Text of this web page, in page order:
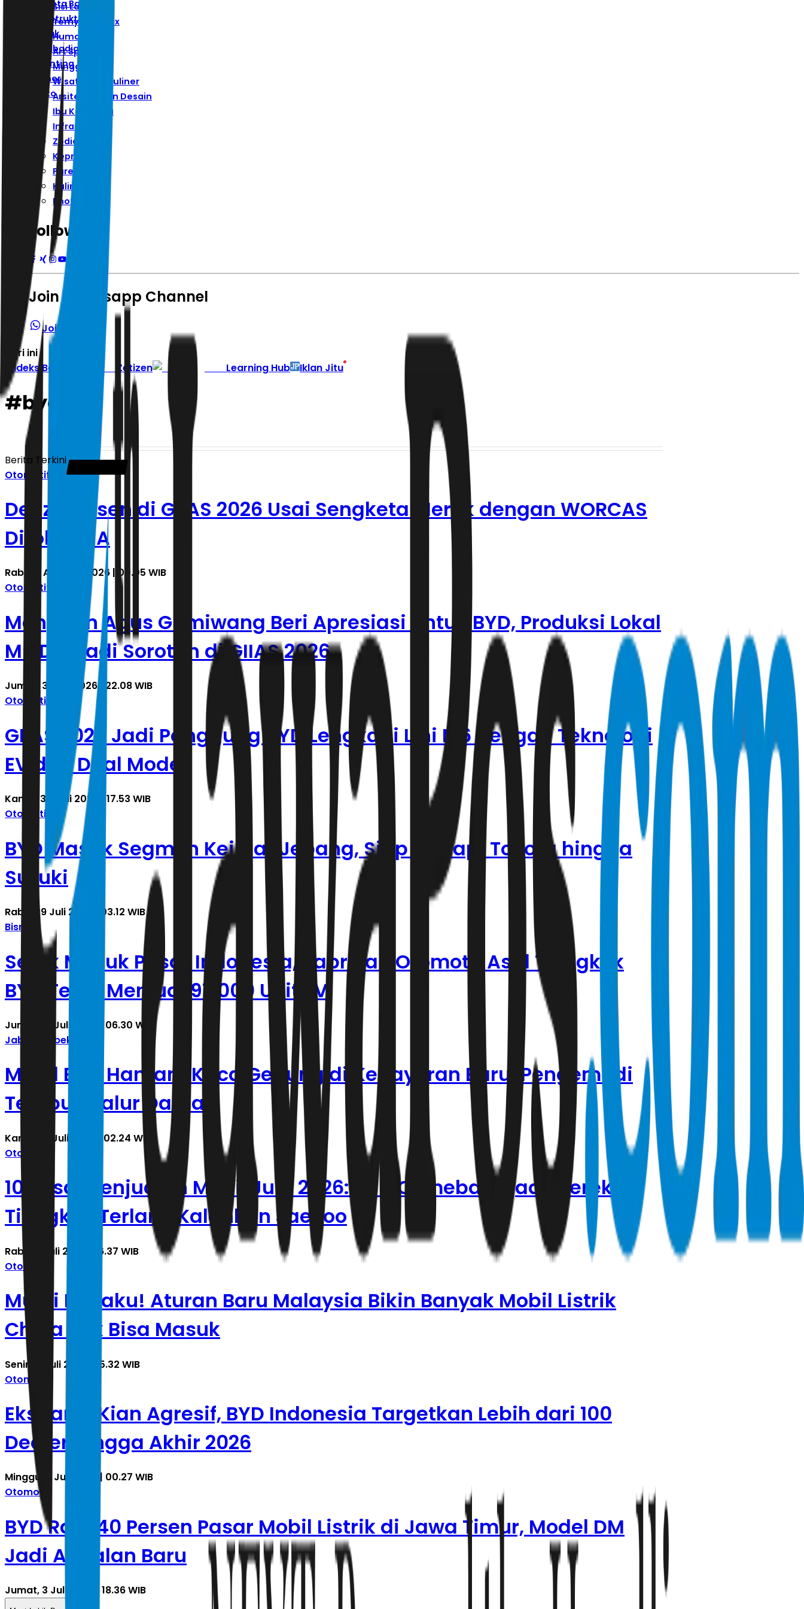
Ibu Kota Baru
Infrastruktur
Zodiak
Kepribadian
Parenting
Kuliner
Photo
Sisi Lain
Ternyata Hoax
Humaniora
Art Space
Minggu
Wisata Dan Kuliner
Arsitektur Dan Desain
Ibu Kota Baru
Infrastruktur
Zodiak
Kepribadian
Parenting
Kuliner
Photo
Follow Us
Join Whatsapp Channel
Join Channel
Hari ini
Indeks Berita Zetizen Learning Hub Iklan Jitu
#byd
Berita Terkini
Otomotif
Denza Absen di GIIAS 2026 Usai Sengketa Merek dengan WORCAS
Ditolak MA
Rabu, 5 Agustus 2026 | 00.05 WIB
Otomotif
Menperin Agus Gumiwang Beri Apresiasi untuk BYD, Produksi Lokal
M6 DM Jadi Sorotan di GIIAS 2026
Jumat, 31 Juli 2026 | 22.08 WIB
Otomotif
GIIAS 2026 Jadi Panggung BYD Lengkapi Lini M6 dengan Teknologi
EV dan Dual Mode
Kamis, 30 Juli 2026 | 17.53 WIB
Otomotif
BYD Masuk Segmen Kei Car Jepang, Siap Hadapi Toyota hingga
Suzuki
Rabu, 29 Juli 2026 | 03.12 WIB
Bisnis
Sejak Masuk Pasar Indonesia, Pabrikan Otomotif Asal Tiongkok
BYD Telah Menjual 97.000 Unit EV
Jumat, 17 Juli 2026 | 06.30 WIB
Jabodetabek
Mobil BYD Hantam Kaca Gedung di Kebayoran Baru, Pengemudi
Tempuh Jalur Damai
Kamis, 16 Juli 2026 | 02.24 WIB
Otomotif
10 Besar Penjualan Mobil Juni 2026: BYD Comeback jadi Merek
Tiongkok Terlaris Kalahkan Jaecoo
Rabu, 8 Juli 2026 | 16.37 WIB
Otomotif
Mulai Berlaku! Aturan Baru Malaysia Bikin Banyak Mobil Listrik
China Tak Bisa Masuk
Senin, 6 Juli 2026 | 15.32 WIB
Otomotif
Ekspansi Kian Agresif, BYD Indonesia Targetkan Lebih dari 100
Dealer hingga Akhir 2026
Minggu, 5 Juli 2026 | 00.27 WIB
Otomotif
BYD Raih 40 Persen Pasar Mobil Listrik di Jawa Timur, Model DM
Jadi Andalan Baru
Jumat, 3 Juli 2026 | 18.36 WIB